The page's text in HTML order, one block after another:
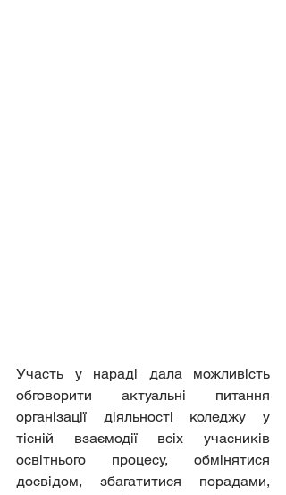
Участь у нараді дала можливість
обговорити актуальні питання
організації діяльності коледжу у
тісній взаємодії всіх учасників
освітнього процесу, обмінятися
досвідом, збагатитися порадами,